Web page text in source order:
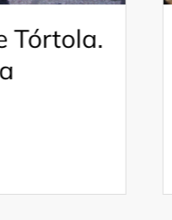
Tórtola.